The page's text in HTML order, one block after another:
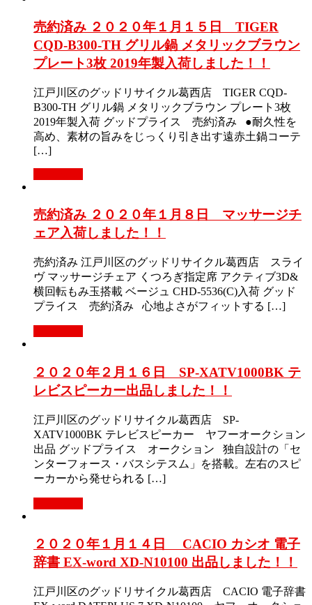
売約済み ２０２０年１月１５日 TIGER
CQD-B300-TH グリル鍋 メタリックブラウン
プレート3枚 2019年製入荷しました！！
江戸川区のグッドリサイクル葛西店 TIGER CQD-
B300-TH グリル鍋 メタリックブラウン プレート3枚
2019年製入荷 グッドプライス 売約済み ●耐久性を
高め、素材の旨みをじっくり引き出す遠赤土鍋コーテ
[…]
売約済み ２０２０年１月８日 マッサージチ
ェア入荷しました！！
売約済み 江戸川区のグッドリサイクル葛西店 スライ
ヴ マッサージチェア くつろぎ指定席 アクティブ3D&
横回転もみ玉搭載 ベージュ CHD-5536(C)入荷 グッド
プライス 売約済み 心地よさがフィットする […]
２０２０年２月１６日 SP-XATV1000BK テ
レビスピーカー出品しました！！
江戸川区のグッドリサイクル葛西店 SP-
XATV1000BK テレビスピーカー ヤフーオークション
出品 グッドプライス オークション 独自設計の「セ
ンターフォース・バスシテスム」を搭載。左右のスピ
ーカーから発せられる […]
２０２０年１月１４日 CACIO カシオ 電子
辞書 EX-word XD-N10100 出品しました！！
江戸川区のグッドリサイクル葛西店 CACIO 電子辞書